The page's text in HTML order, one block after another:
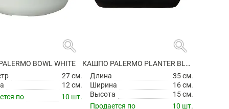
search
BOWL WHITE
27 см.
12 см.
по
10 шт.
search
КАШПО PALERMO PLANTER BLACK
Длина
35 см.
Ширина
16 см.
Высота
15 см.
Продается по
10 шт.